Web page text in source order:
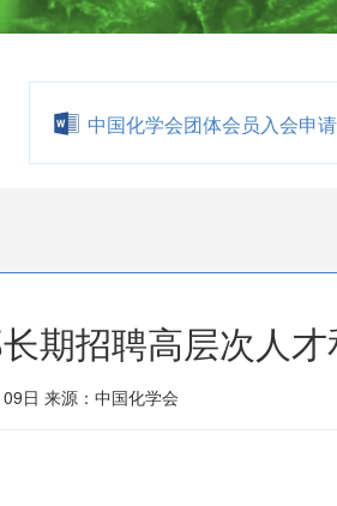
中国化学会团体会员入会申
期招聘高层次人
日 来源：中国化学会